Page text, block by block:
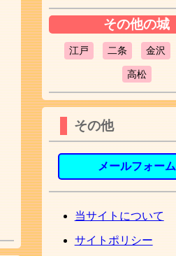
その他の城
江戸 二条 金沢
高松
その他
メールフォーム
当サイトについて
サイトポリシー